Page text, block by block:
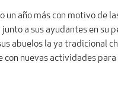
un año más con motivo de
a sus ayudantes en su
abuelos la ya tradicional
nuevas actividades